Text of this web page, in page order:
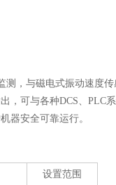
测，与磁电式振动速度
，可与各种DCS、 PLC
器安全可靠运行。
设置范围